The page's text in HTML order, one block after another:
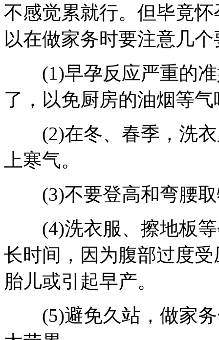
不感觉累就行。但毕竟
以在做家务时要注意几
(1)早孕反应严重的准
了，以免厨房的油烟等
(2)在冬、春季，洗衣
上寒气。
(3)不要登高和弯腰取
(4)洗衣服、擦地板等
长时间，因为腹部过度
胎儿或引起早产。
(5)避免久站，做家务